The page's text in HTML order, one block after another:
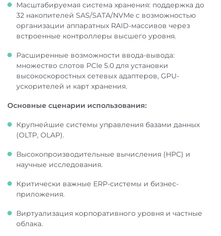
Масштабируемая система хранения: поддержка до
32 накопителей SAS/SATA/NVMe с возможностью
организации аппаратных RAID-массивов через
встроенные контроллеры высшего уровня.
Расширенные возможности ввода-вывода:
множество слотов PCIe 5.0 для установки
высокоскоростных сетевых адаптеров, GPU-
ускорителей и карт хранения.
Основные сценарии использования:
Крупнейшие системы управления базами данных
(OLTP, OLAP).
Высокопроизводительные вычисления (HPC) и
научные исследования.
Критически важные ERP-системы и бизнес-
приложения.
Виртуализация корпоративного уровня и частные
облака.